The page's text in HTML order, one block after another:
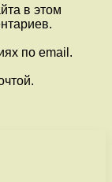
в этом
по email.